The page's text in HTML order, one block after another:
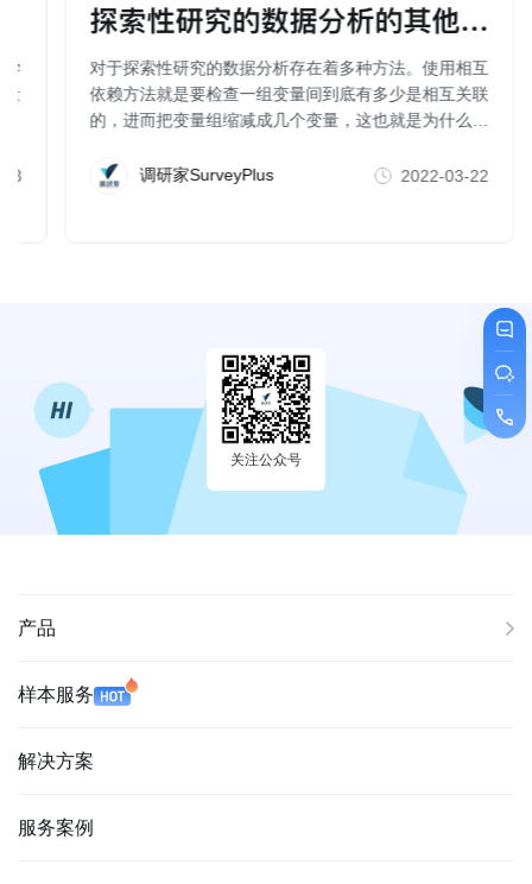
学
量
探索性研究的数据分析的其他方法（
对于探索性研究的数据分析存在着多种方法。使用相互
依赖方法就是要检查一组变量间到底有多少是相互关联
的，进而把变量组缩减成几个变量，这也就是为什么一
化方法。调研家SurveyPlus 2022-03-22
关注公众号
产品
样本服务
解决方案
服务案例